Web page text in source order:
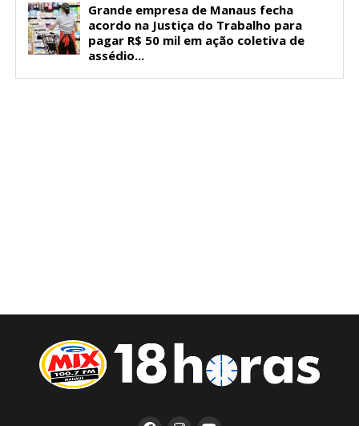
Grande empresa de Manaus fecha
acordo na Justiça do Trabalho para
pagar R$ 50 mil em ação coletiva de
assédio...